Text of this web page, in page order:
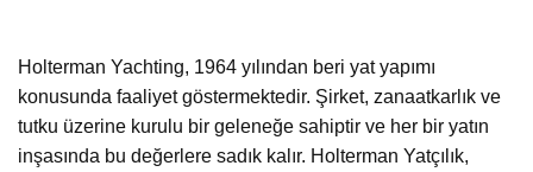
Holterman Yachting, 1964 yılından beri yat yapımı
konusunda faaliyet göstermektedir. Şirket, zanaatkarlık ve
tutku üzerine kurulu bir geleneğe sahiptir ve her bir yatın
inşasında bu değerlere sadık kalır. Holterman Yatçılık,